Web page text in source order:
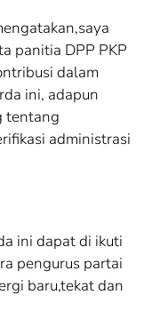
panitia DPP PKP
dalam
ini, adapun
tentang
administrasi
ini dapat di ikuti
pengurus partai
baru,tekat dan